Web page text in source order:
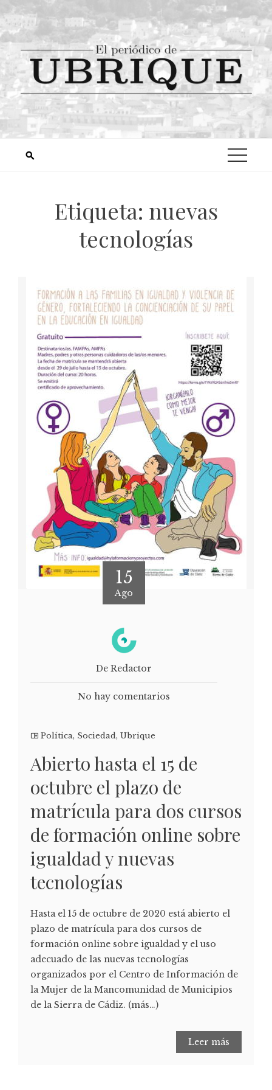
Etiqueta: nuevas
tecnologías
15
Ago
De Redactor
No hay comentarios
Política, Sociedad, Ubrique
Abierto hasta el 15 de
octubre el plazo de
matrícula para dos cursos
de formación online sobre
igualdad y nuevas
tecnologías
Hasta el 15 de octubre de 2020 está abierto el
plazo de matrícula para dos cursos de
formación online sobre igualdad y el uso
adecuado de las nuevas tecnologías
organizados por el Centro de Información de
la Mujer de la Mancomunidad de Municipios
de la Sierra de Cádiz. (más…)
Leer más